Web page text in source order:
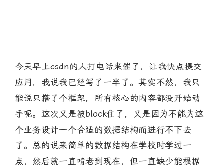
今天早上csdn的人打电话来催了，让我快点提交
应用，我说我已经写了一半了。其实不然，我只
能说只搭了个框架，所有核心的内容都没开始动
手呢。这次又是被block住了，又是因为不能为这
个业务设计一个合适的数据结构而进行不下去
了。总的说来简单的数据结构在学校时学过一
点，然后就一直啃老到现在，但一直缺少能根据